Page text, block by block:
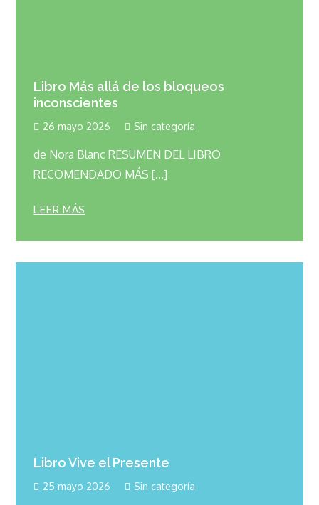
Libro Más allá de los bloqueos
inconscientes
26 mayo 2026 Sin categoría
de Nora Blanc RESUMEN DEL LIBRO
RECOMENDADO MÁS […]
LEER MÁS
Libro Vive el Presente
25 mayo 2026 Sin categoría